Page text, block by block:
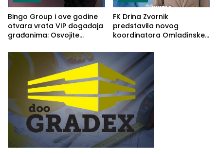
Bingo Group i ove godine
otvara vrata VIP događaja
građanima: Osvojite
Graše
FK Drina Zvornik
predstavila novog
koordinatora Omladinske